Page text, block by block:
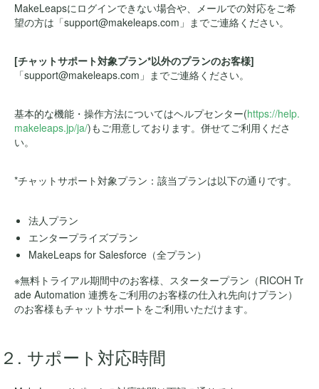
MakeLeapsにログインできない場合や、メールでの対応をご希
望の方は「support@makeleaps.com」までご連絡ください。
[チャットサポート対象プラン*以外のプランのお客様]
「support@makeleaps.com」までご連絡ください。
基本的な機能・操作方法についてはヘルプセンター(https://help.
makeleaps.jp/ja/)もご用意しております。併せてご利用くださ
い。
*チャットサポート対象プラン：該当プランは以下の通りです。
法人プラン
エンタープライズプラン
MakeLeaps for Salesforce（全プラン）
※無料トライアル期間中のお客様、スタータープラン（RICOH Tr
ade Automation 連携をご利用のお客様の仕入れ先向けプラン）
のお客様もチャットサポートをご利用いただけます。
２. サポート対応時間